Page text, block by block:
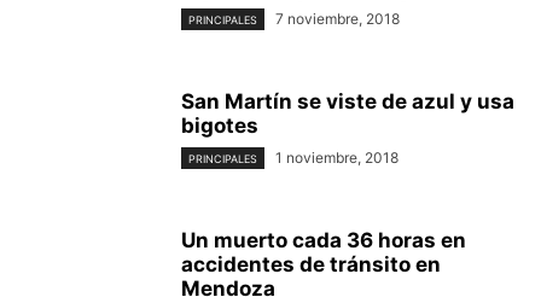
PRINCIPALES 7 noviembre, 2018
San Martín se viste de azul y usa
bigotes
PRINCIPALES 1 noviembre, 2018
Un muerto cada 36 horas en
accidentes de tránsito en
Mendoza